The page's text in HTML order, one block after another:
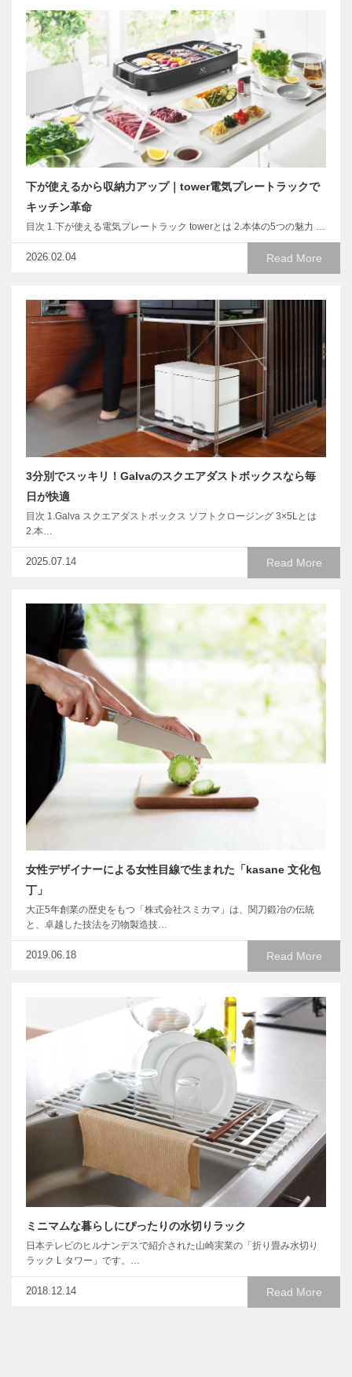
下が使えるから収納力アップ｜tower電気プレートラックで
キッチン革命
目次 1.下が使える電気プレートラック towerとは 2.本体の5つの魅力 …
Read More
2026.02.04
3分別でスッキリ！Galvaのスクエアダストボックスなら毎
日が快適
目次 1.Galva スクエアダストボックス ソフトクロージング 3×5Lとは
2.本…
Read More
2025.07.14
女性デザイナーによる女性目線で生まれた「kasane 文化包
丁」
大正5年創業の歴史をもつ「株式会社スミカマ」は、関刀鍛冶の伝統
と、卓越した技法を刃物製造技…
Read More
2019.06.18
ミニマムな暮らしにぴったりの水切りラック
日本テレビのヒルナンデスで紹介された山崎実業の「折り畳み水切り
ラック L タワー」です。…
Read More
2018.12.14